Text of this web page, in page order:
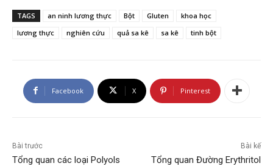
TAGS an ninh lương thực Bột Gluten
khoa học
lương thực
nghiên cứu quả sa kê sa kê tinh bột
Facebook X Pinterest
Bài trước
Tổng quan các loại Polyols
Bài kế
Tổng quan Đường Erythritol